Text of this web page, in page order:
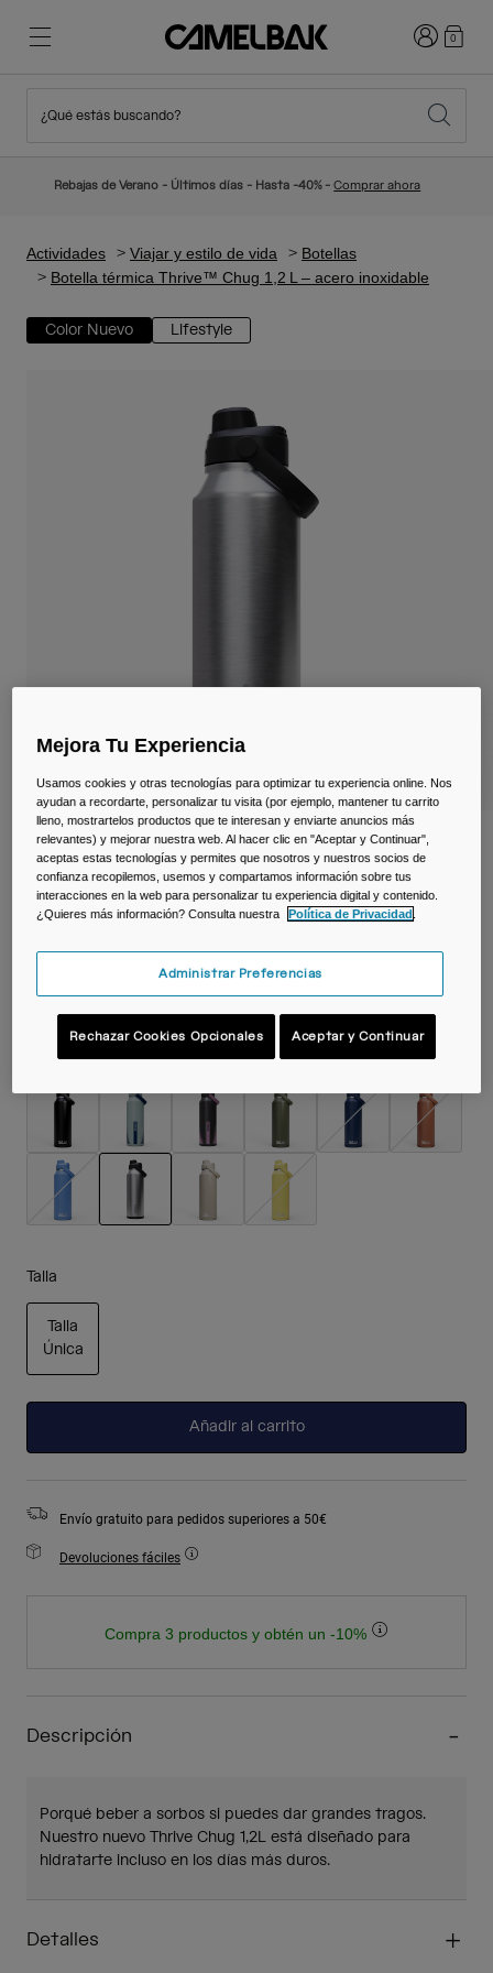
Novedades
Mochilas Hidratación
Bolsas Hidratación
Accessorios
Ver todo
Senderismo
Viajar y estilo de vida
Adiós a los desechables
Iniciar0
¿Qué estás buscando?
Rebajas de Verano - Últimos días - Hasta -40% -Comprar ahora
Actividades Viajar y estilo de vida
Botellas
Botella térmica Thrive™ Chug 1,2 L – acero inoxidable
Color Nuevo Lifestyle
Botella térmica Thrive™ Chug 1,2 L –
acero inoxidable
N.º de artículo38270-D49-OS
Color -Stainless
Talla
Talla
Única
Añadir al carrito
Envío gratuito para pedidos superiores a 50€
Devoluciones fáciles
Compra 3 productos y obtén un -10%
Descripción
Porqué beber a sorbos si puedes dar grandes tragos.
Nuestro nuevo Thrive Chug 1,2L está diseñado para
hidratarte incluso en los días más duros.
Detalles
Mejora Tu Experiencia
Usamos cookies y otras tecnologías para optimizar tu experiencia online. Nos
ayudan a recordarte, personalizar tu visita (por ejemplo, mantener tu carrito
lleno, mostrartelos productos que te interesan y enviarte anuncios más
relevantes) y mejorar nuestra web. Al hacer clic en "Aceptar y Continuar",
aceptas estas tecnologías y permites que nosotros y nuestros socios de
confianza recopilemos, usemos y compartamos información sobre tus
interacciones en la web para personalizar tu experiencia digital y contenido.
¿Quieres más información? Consulta nuestra
Política de Privacidad
Administrar Preferencias
Rechazar Cookies Opcionales Aceptar y Continuar